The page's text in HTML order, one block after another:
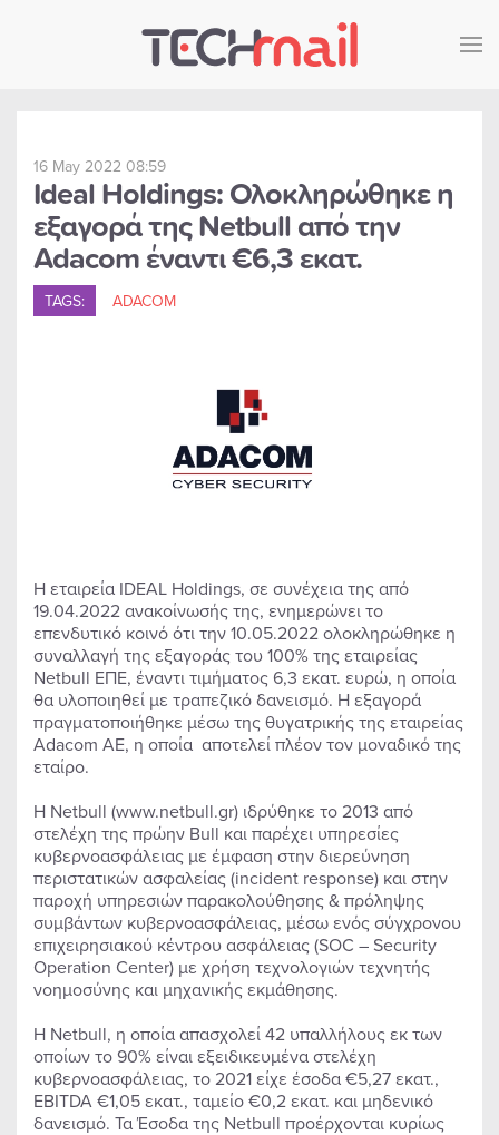
Skip to main content
16 May 2022 08:59
Ideal Holdings: Ολοκληρώθηκε η
εξαγορά της Netbull από την
Adacom έναντι €6,3 εκατ.
TAGS: ADACOM
Η εταιρεία IDEAL Holdings, σε συνέχεια της από
19.04.2022 ανακοίνωσής της, ενημερώνει το
επενδυτικό κοινό ότι την 10.05.2022 ολοκληρώθηκε η
συναλλαγή της εξαγοράς του 100% της εταιρείας
Netbull ΕΠΕ, έναντι τιμήματος 6,3 εκατ. ευρώ, η οποία
θα υλοποιηθεί με τραπεζικό δανεισμό. Η εξαγορά
πραγματοποιήθηκε μέσω της θυγατρικής της εταιρείας
Adacom AE, η οποία αποτελεί πλέον τον μοναδικό της
εταίρο.
Η Netbull (www.netbull.gr) ιδρύθηκε το 2013 από
στελέχη της πρώην Bull και παρέχει υπηρεσίες
κυβερνοασφάλειας με έμφαση στην διερεύνηση
περιστατικών ασφαλείας (incident response) και στην
παροχή υπηρεσιών παρακολούθησης & πρόληψης
συμβάντων κυβερνοασφάλειας, μέσω ενός σύγχρονου
επιχειρησιακού κέντρου ασφάλειας (SOC – Security
Operation Center) με χρήση τεχνολογιών τεχνητής
νοημοσύνης και μηχανικής εκμάθησης.
Η Netbull, η οποία απασχολεί 42 υπαλλήλους εκ των
οποίων το 90% είναι εξειδικευμένα στελέχη
κυβερνοασφάλειας, το 2021 είχε έσοδα €5,27 εκατ.,
EBITDA €1,05 εκατ., ταμείο €0,2 εκατ. και μηδενικό
δανεισμό. Τα Έσοδα της Netbull προέρχονται κυρίως